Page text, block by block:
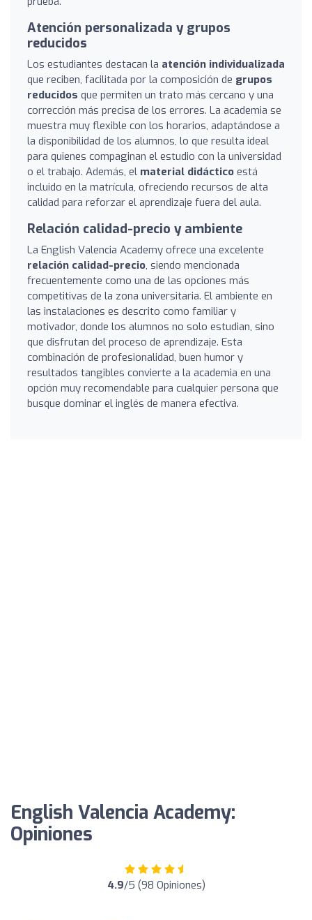
Atención personalizada y grupos
reducidos
Los estudiantes destacan la atención individualizada
que reciben, facilitada por la composición de grupos
reducidos que permiten un trato más cercano y una
corrección más precisa de los errores. La academia se
muestra muy flexible con los horarios, adaptándose a
la disponibilidad de los alumnos, lo que resulta ideal
para quienes compaginan el estudio con la universidad
o el trabajo. Además, el material didáctico está
incluido en la matrícula, ofreciendo recursos de alta
calidad para reforzar el aprendizaje fuera del aula.
Relación calidad-precio y ambiente
La English Valencia Academy ofrece una excelente
relación calidad-precio, siendo mencionada
frecuentemente como una de las opciones más
competitivas de la zona universitaria. El ambiente en
las instalaciones es descrito como familiar y
motivador, donde los alumnos no solo estudian, sino
que disfrutan del proceso de aprendizaje. Esta
combinación de profesionalidad, buen humor y
resultados tangibles convierte a la academia en una
opción muy recomendable para cualquier persona que
busque dominar el inglés de manera efectiva.
English Valencia Academy:
Opiniones
4.9/5 (98 Opiniones)